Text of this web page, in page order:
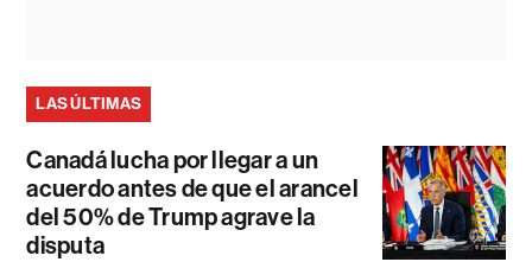
LAS ÚLTIMAS
Canadá lucha por llegar a un
acuerdo antes de que el arancel
del 50% de Trump agrave la
disputa